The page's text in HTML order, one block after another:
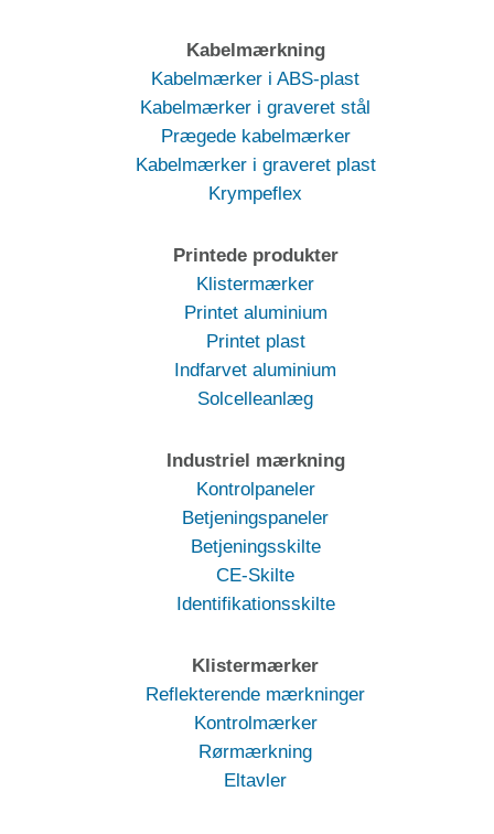
Kabelmærkning
Kabelmærker i ABS-plast
Kabelmærker i graveret stål
Prægede kabelmærker
Kabelmærker i graveret plast
Krympeflex
Printede produkter
Klistermærker
Printet aluminium
Printet plast
Indfarvet aluminium
Solcelleanlæg
Industriel mærkning
Kontrolpaneler
Betjeningspaneler
Betjeningsskilte
CE-Skilte
Identifikationsskilte
Klistermærker
Reflekterende mærkninger
Kontrolmærker
Rørmærkning
Eltavler